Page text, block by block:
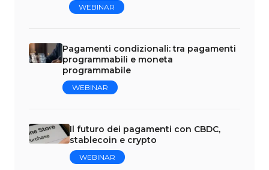
WEBINAR
Pagamenti condizionali: tra pagamenti
programmabili e moneta
programmabile
WEBINAR
Il futuro dei pagamenti con CBDC,
stablecoin e crypto
WEBINAR